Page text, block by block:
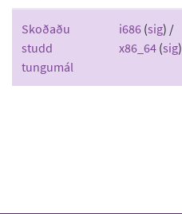
Skoðaðu
studd
tungumál
i686 (sig) /
x86_64 (sig)